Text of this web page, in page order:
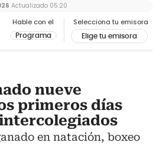
Hable con el
Programa
Selecciona tu emisora
Elige tu emisora
Actualizado 05:20
nueve
primeros días
en natación, boxeo